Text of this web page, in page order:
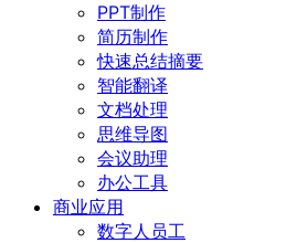
PPT制作
简历制作
快速总结摘要
智能翻译
文档处理
思维导图
会议助理
办公工具
商业应用
数字人员工